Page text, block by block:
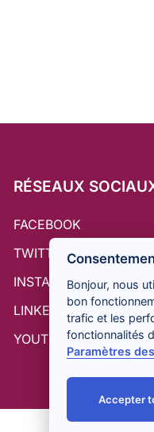
RÉSEAUX
FACEBOOK
TWITTER
INSTAGRAM
LINKEDIN
YOUTUBE
Bonjour, nous
bon
trafic et les
fonctionnalités
Paramètres
Accepter